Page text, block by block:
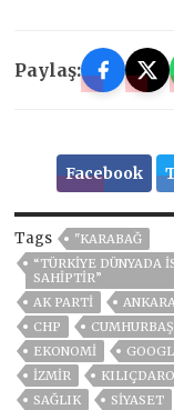
Paylaş:
Facebook
Tags
"KARABAĞ
“TÜRKİYE DÜNYADA
SAHİPTİR”
AK PARTİ
CHP
EKONOMİ
İZMIR
SAĞLIK
SİYASET